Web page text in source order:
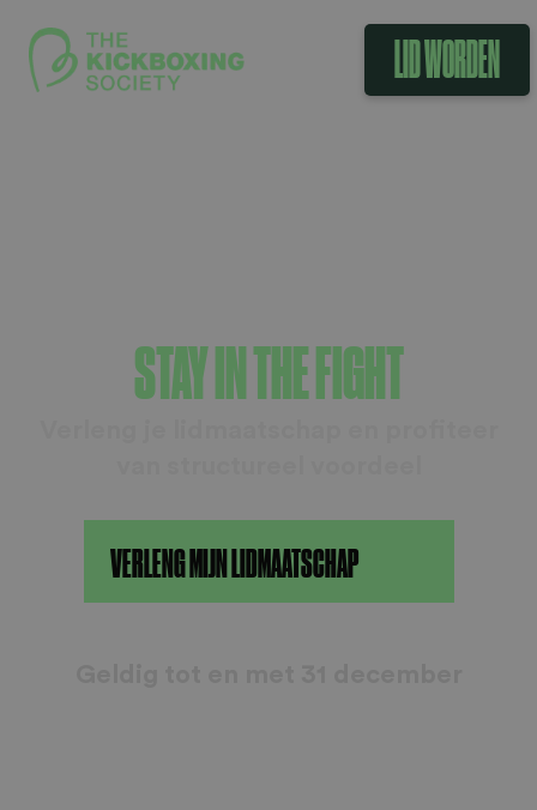
LID WORDEN
STAY IN THE FIGHT
VERLENG MIJN LIDMAATSCHAP